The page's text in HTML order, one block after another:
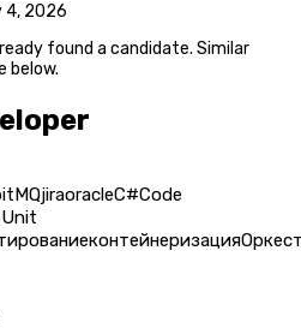
4, 2026
found a candidate. Similar
below.
jiraoracleC#Code
Unit
контейнеризация